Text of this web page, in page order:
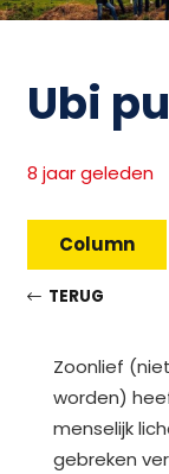
Ubi
8 jaar geleden
Column
TERUG
Zoonlief
worden)
menselijk
gebreken